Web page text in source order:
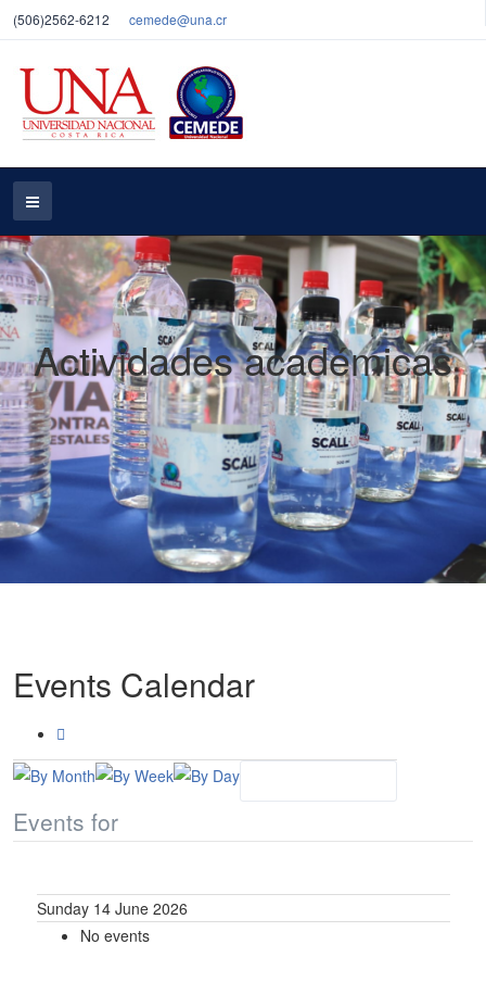
(506)2562-6212 cemede@una.cr
Actividades académicas
Events Calendar
Events for
Sunday 14 June 2026
No events